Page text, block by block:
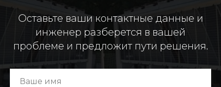
Оставьте ваши контактные данные и
инженер разберется в вашей
проблеме и предложит пути решения.